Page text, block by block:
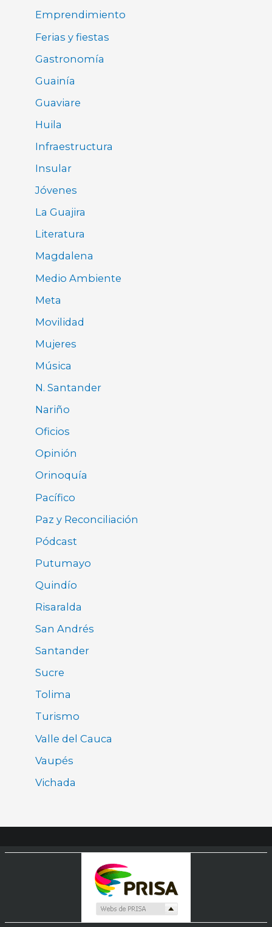
Emprendimiento
Ferias y fiestas
Gastronomía
Guainía
Guaviare
Huila
Infraestructura
Insular
Jóvenes
La Guajira
Literatura
Magdalena
Medio Ambiente
Meta
Movilidad
Mujeres
Música
N. Santander
Nariño
Oficios
Opinión
Orinoquía
Pacífico
Paz y Reconciliación
Pódcast
Putumayo
Quindío
Risaralda
San Andrés
Santander
Sucre
Tolima
Turismo
Valle del Cauca
Vaupés
Vichada